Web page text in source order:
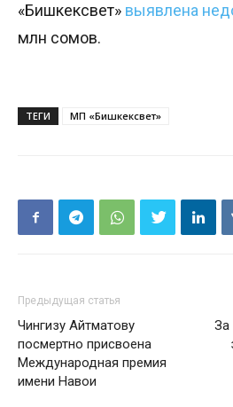
«Бишкексвет» выявлена
млн сомов.
ТЕГИ МП «Бишкексвет»
Предыдущая статья
Чингизу Айтматову
посмертно присвоена
Международная премия
имени Навои
За